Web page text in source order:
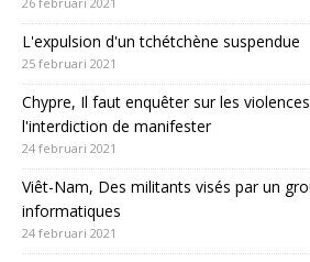
L'expulsion d'un tchétchène suspendue
25 februari 2021
Chypre, Il faut enquêter sur les
l'interdiction de manifester
24 februari 2021
Viêt-Nam, Des militants visés par un
informatiques
24 februari 2021